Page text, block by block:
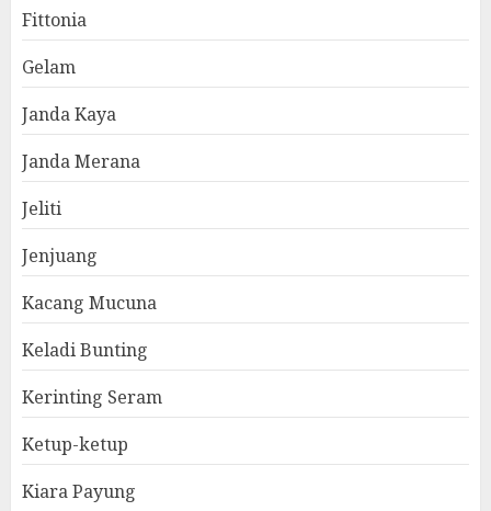
Fittonia
Gelam
Janda Kaya
Janda Merana
Jeliti
Jenjuang
Kacang Mucuna
Keladi Bunting
Kerinting Seram
Ketup-ketup
Kiara Payung